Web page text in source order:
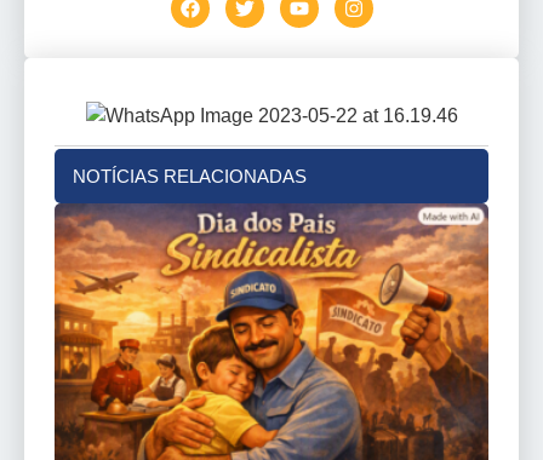
NOTÍCIAS RELACIONADAS